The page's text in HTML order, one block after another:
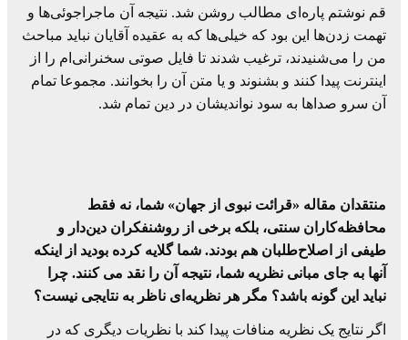
قم نوشتم پاره‌ای مطالب روشن شد. نتیجه آن ماجراجوئی‌ها و
تهمت زدن‌ها این بود که خیلی‌ها که به عقیده آقایان نباید مباحث
من را می‌شنیدند، ترغیب شدند تا فایل صوتی سخنرانی‌ام را از
اینترنت پیدا کنند و بشنوند و یا متن آن را بخوانند. مجموعا تمام
آن سرو صداها به سود نواندیشان در دین تمام شد.
منتقدان مقاله «قرائت نبوی از جهان» شما، نه فقط
محافظه‌کاران سنتی، بلکه برخی از روشنفکران دین‌دار و
طیفی از اصلاح‌طلبان هم بودند. شما گلایه کرده بودید از اینکه
آنها به جای مبانی نظریه شما، نتیجه آن را نقد می کنند. چرا
نباید این گونه باشد؟ مگر هر نظریه‌ای ناظر به نتایجی نیست؟
اگر نتایج یک نظریه منافات پیدا کند با نظریات دیگری که در